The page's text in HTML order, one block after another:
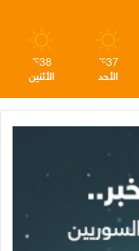
37
℃
الأحد
38
℃
الأثنين